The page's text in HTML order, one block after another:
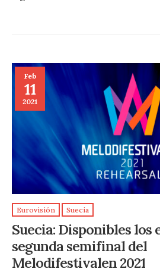
Feb
11
2021
Eurovisión Suecia
Suecia: Disponibles los
segunda semifinal del
Melodifestivalen 2021